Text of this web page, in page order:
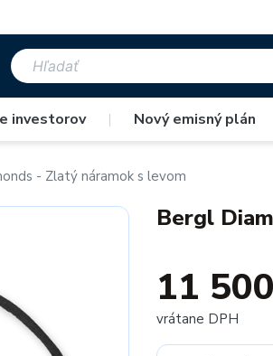
investorov | Nový emisný plán
- Zlatý náramok s levom
Bergl
11
vrátane DPH